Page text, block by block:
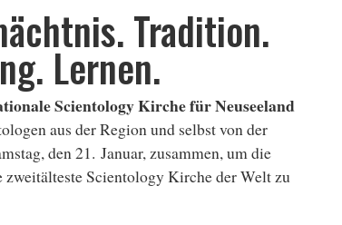
Tradition.
Lernen.
Scientology Kirche für Neuseeland
aus der Region und selbst von der
den 21. Januar, zusammen, um die
zweitälteste Scientology Kirche der Welt zu